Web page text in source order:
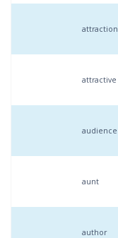
attraction
attractive
audience
aunt
author